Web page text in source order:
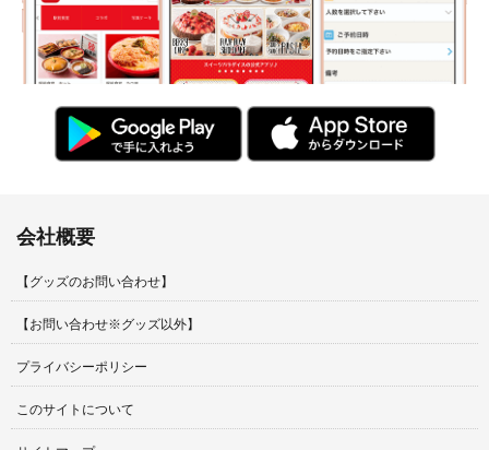
会社概要
【グッズのお問い合わせ】
【お問い合わせ※グッズ以外】
プライバシーポリシー
このサイトについて